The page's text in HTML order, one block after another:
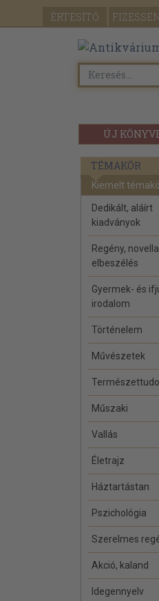
ÉRTESÍTŐ
ÚJ
TÉMAKÖR
Kiemelt
Dedikált, aláírt
kiadványok
Regény,
elbeszélés
Gyermek- és
irodalom
Történelem
Művészetek
Műszaki
Vallás
Életrajz
Háztartástan
Pszichológia
Szerelmes
Akció, kaland
Idegennyelv